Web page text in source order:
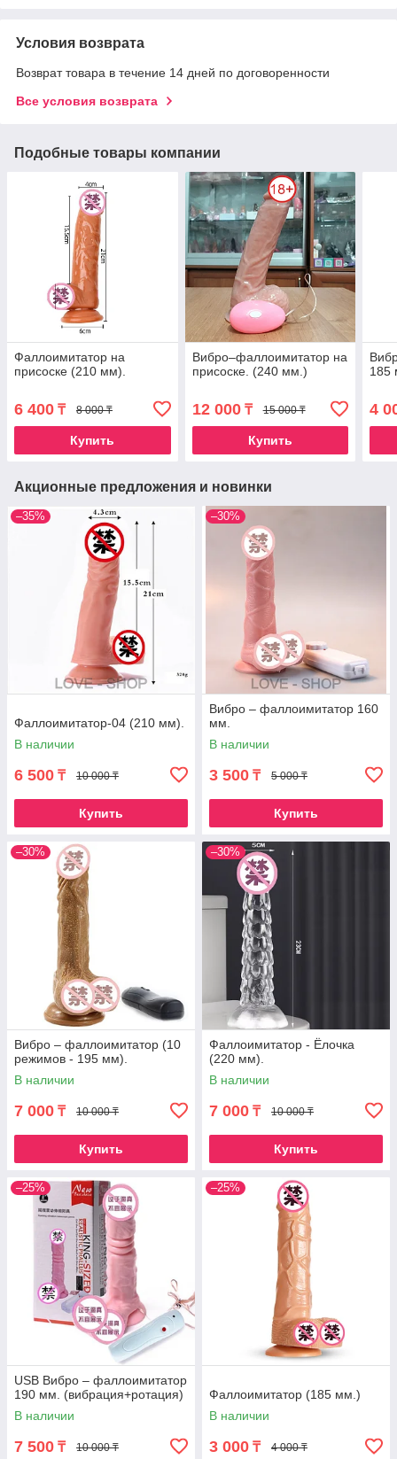
Условия возврата
Возврат товара в течение 14 дней по договоренности
Все условия возврата
Подобные товары компании
Фаллоимитатор на
присоске (210 мм).
6 400 ₸ 8 000 ₸
Купить
Вибро–фаллоимитатор на
присоске. (240 мм.)
12 000₸ 15 000 ₸
Купить
185
4
Акционные предложения и новинки
–35%
Фаллоимитатор-04 (210 мм).
В наличии
6 500 ₸ 10 000 ₸
Купить
–30%
Вибро – фаллоимитатор 160
мм.
В наличии
3 500 ₸ 5 000 ₸
Купить
–30%
Вибро – фаллоимитатор (10
режимов - 195 мм).
В наличии
7 000 ₸ 10 000 ₸
Купить
–30%
Фаллоимитатор - Ёлочка
(220 мм).
В наличии
7 000 ₸ 10 000 ₸
Купить
–25%
USB Вибро – фаллоимитатор
190 мм. (вибрация+ротация)
В наличии
7 500 ₸ 10 000 ₸
–25%
Фаллоимитатор (185 мм.)
В наличии
3 000 ₸ 4 000 ₸